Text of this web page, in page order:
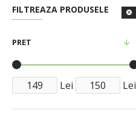
FILTREAZA PRODUSELE
PRET
Lei Lei